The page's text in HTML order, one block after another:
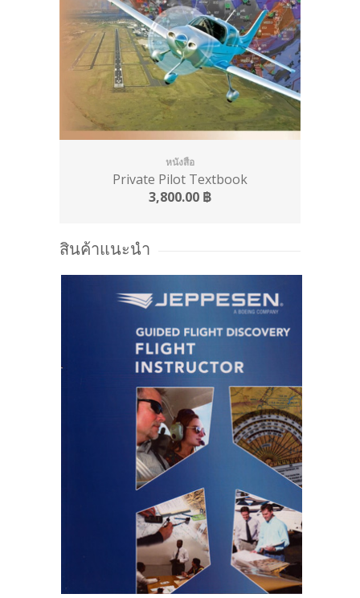
หนังสือ
Private Pilot Textbook
3,800.00 ฿
สินค้าแนะนำ